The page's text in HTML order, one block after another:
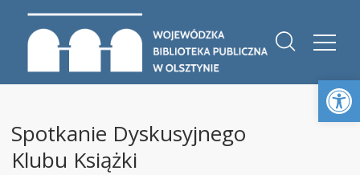
Spotkanie Dyskusyjnego
Klubu Książki